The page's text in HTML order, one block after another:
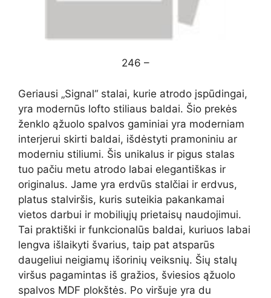
246 –
Geriausi „Signal“ stalai, kurie atrodo įspūdingai,
yra modernūs lofto stiliaus baldai. Šio prekės
ženklo ąžuolo spalvos gaminiai yra moderniam
interjerui skirti baldai, išdėstyti pramoniniu ar
moderniu stiliumi. Šis unikalus ir pigus stalas
tuo pačiu metu atrodo labai elegantiškas ir
originalus. Jame yra erdvūs stalčiai ir erdvus,
platus stalviršis, kuris suteikia pakankamai
vietos darbui ir mobiliųjų prietaisų naudojimui.
Tai praktiški ir funkcionalūs baldai, kuriuos labai
lengva išlaikyti švarius, taip pat atsparūs
daugeliui neigiamų išorinių veiksnių. Šių stalų
viršus pagamintas iš gražios, šviesios ąžuolo
spalvos MDF plokštės. Po viršuje yra du